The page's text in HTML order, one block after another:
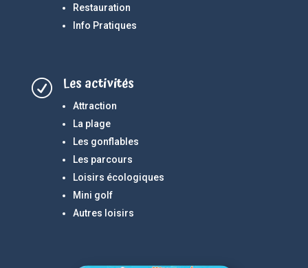
Restauration
Info Pratiques
R Les activités
Attraction
La plage
Les gonflables
Les parcours
Loisirs écologiques
Mini golf
Autres loisirs